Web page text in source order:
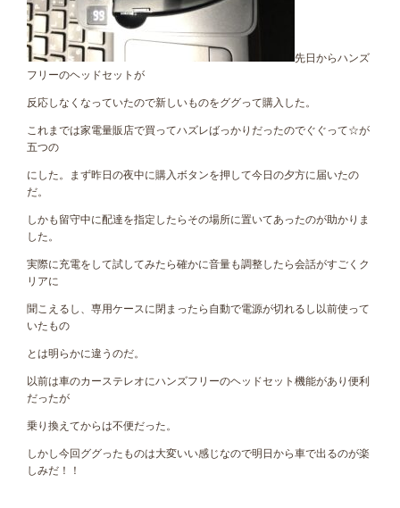
先日からハンズ
フリーのヘッドセットが
反応しなくなっていたので新しいものをググって購入した。
これまでは家電量販店で買ってハズレばっかりだったのでぐぐって☆が
五つの
にした。まず昨日の夜中に購入ボタンを押して今日の夕方に届いたの
だ。
しかも留守中に配達を指定したらその場所に置いてあったのが助かりま
した。
実際に充電をして試してみたら確かに音量も調整したら会話がすごくク
リアに
聞こえるし、専用ケースに閉まったら自動で電源が切れるし以前使って
いたもの
とは明らかに違うのだ。
以前は車のカーステレオにハンズフリーのヘッドセット機能があり便利
だったが
乗り換えてからは不便だった。
しかし今回ググったものは大変いい感じなので明日から車で出るのが楽
しみだ！！